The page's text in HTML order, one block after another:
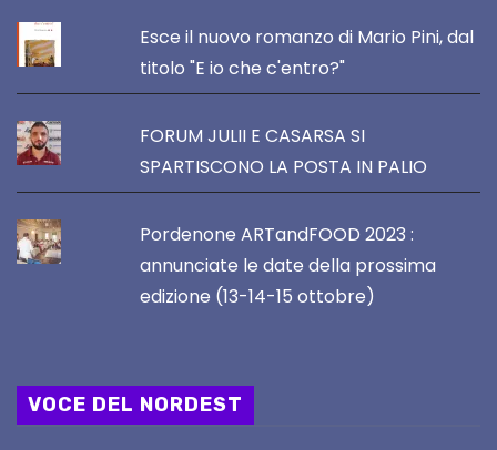
Esce il nuovo romanzo di Mario Pini, dal
titolo "E io che c'entro?"
FORUM JULII E CASARSA SI
SPARTISCONO LA POSTA IN PALIO
Pordenone ARTandFOOD 2023 :
annunciate le date della prossima
edizione (13-14-15 ottobre)
VOCE DEL NORDEST